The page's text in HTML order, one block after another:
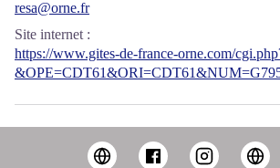
resa@orne.fr
Site internet :
https://www.gites-de-france-orne.com/